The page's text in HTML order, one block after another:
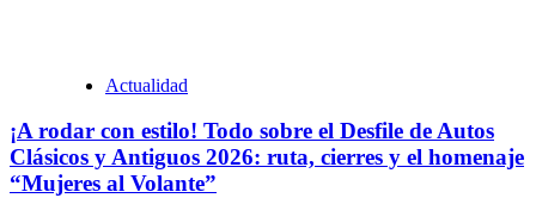
Actualidad
¡A rodar con estilo! Todo sobre el Desfile de Autos
Clásicos y Antiguos 2026: ruta, cierres y el homenaje
“Mujeres al Volante”